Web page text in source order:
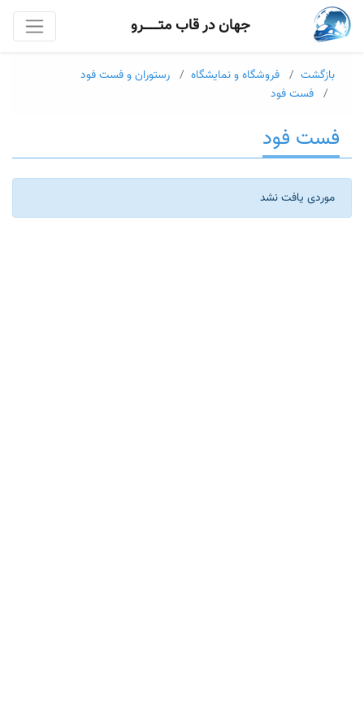
جهان در قاب متــــــرو
بازگشت فروشگاه و نمایشگاه
رستوران و فست فود
فست فود
فست فود
موردی یافت نشد